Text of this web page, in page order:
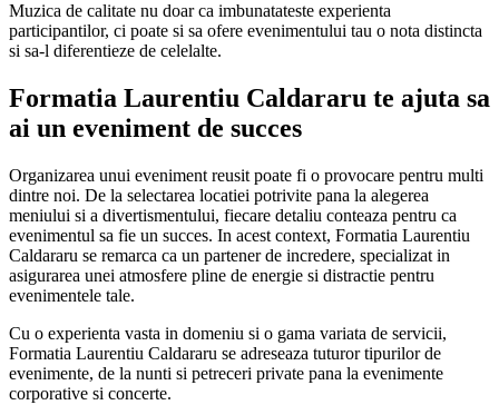
Muzica de calitate nu doar ca imbunatateste experienta
participantilor, ci poate si sa ofere evenimentului tau o nota distincta
si sa-l diferentieze de celelalte.
Formatia Laurentiu Caldararu te ajuta sa
ai un eveniment de succes
Organizarea unui eveniment reusit poate fi o provocare pentru multi
dintre noi. De la selectarea locatiei potrivite pana la alegerea
meniului si a divertismentului, fiecare detaliu conteaza pentru ca
evenimentul sa fie un succes. In acest context, Formatia Laurentiu
Caldararu se remarca ca un partener de incredere, specializat in
asigurarea unei atmosfere pline de energie si distractie pentru
evenimentele tale.
Cu o experienta vasta in domeniu si o gama variata de servicii,
Formatia Laurentiu Caldararu se adreseaza tuturor tipurilor de
evenimente, de la nunti si petreceri private pana la evenimente
corporative si concerte.